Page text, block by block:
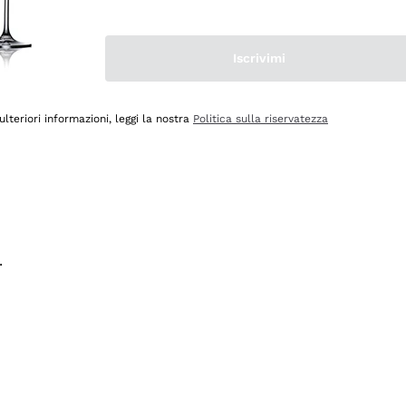
e lo consiglio! 👍
Iscrivimi
informazioni, leggi la nostra Politica sulla riservatezza